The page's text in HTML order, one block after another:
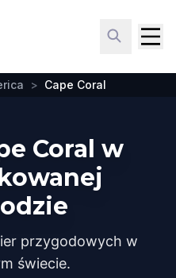
> Cape Coral
Coral w
przygodowych w
świecie.